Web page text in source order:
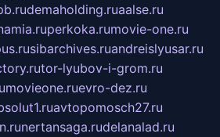
demaholding.ruaalse.ru
perkoka.rumovie-one.ru
sibarchives.ruandreislyusar.ru
tor-lyubov-i-grom.ru
movieone.ruevro-dez.ru
avtopomosch27.ru
nertansaga.rudelanalad.ru